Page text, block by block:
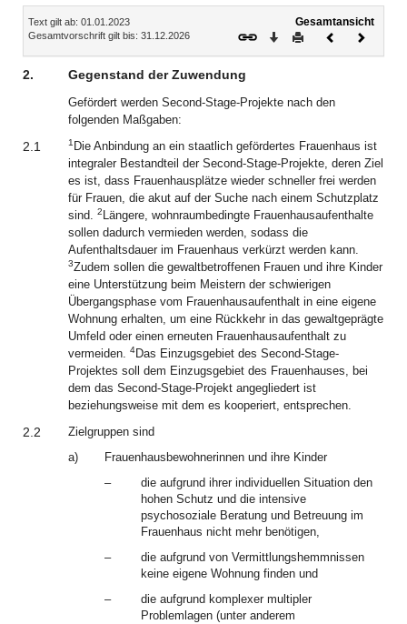
Inhalt
Text gilt ab: 01.01.2023
Gesamtvorschrift gilt bis: 31.12.2026
Gesamtansicht
Download
DruckenVorheriges
2. Gegenstand der Zuwendung
Gefördert werden Second-Stage-Projekte nach den
folgenden Maßgaben:
2.1 1 Die Anbindung an ein staatlich gefördertes Frauenhaus ist
integraler Bestandteil der Second-Stage-Projekte, deren Ziel
es ist, dass Frauenhausplätze wieder schneller frei werden
für Frauen, die akut auf der Suche nach einem Schutzplatz
sind. 2 Längere, wohnraumbedingte Frauenhausaufenthalte
sollen dadurch vermieden werden, sodass die
Aufenthaltsdauer im Frauenhaus verkürzt werden kann.
3Zudem sollen die gewaltbetroffenen Frauen und ihre Kinder
eine Unterstützung beim Meistern der schwierigen
Übergangsphase vom Frauenhausaufenthalt in eine eigene
Wohnung erhalten, um eine Rückkehr in das gewaltgeprägte
Umfeld oder einen erneuten Frauenhausaufenthalt zu
vermeiden. 4Das Einzugsgebiet des Second-Stage-
Projektes soll dem Einzugsgebiet des Frauenhauses, bei
dem das Second-Stage-Projekt angegliedert ist
beziehungsweise mit dem es kooperiert, entsprechen.
2.2
Zielgruppen sind
a)
Frauenhausbewohnerinnen und ihre Kinder
–
die aufgrund ihrer individuellen Situation den
hohen Schutz und die intensive
psychosoziale Beratung und Betreuung im
Frauenhaus nicht mehr benötigen,
–
die aufgrund von Vermittlungshemmnissen
keine eigene Wohnung finden und
–
die aufgrund komplexer multipler
Problemlagen (unter anderem